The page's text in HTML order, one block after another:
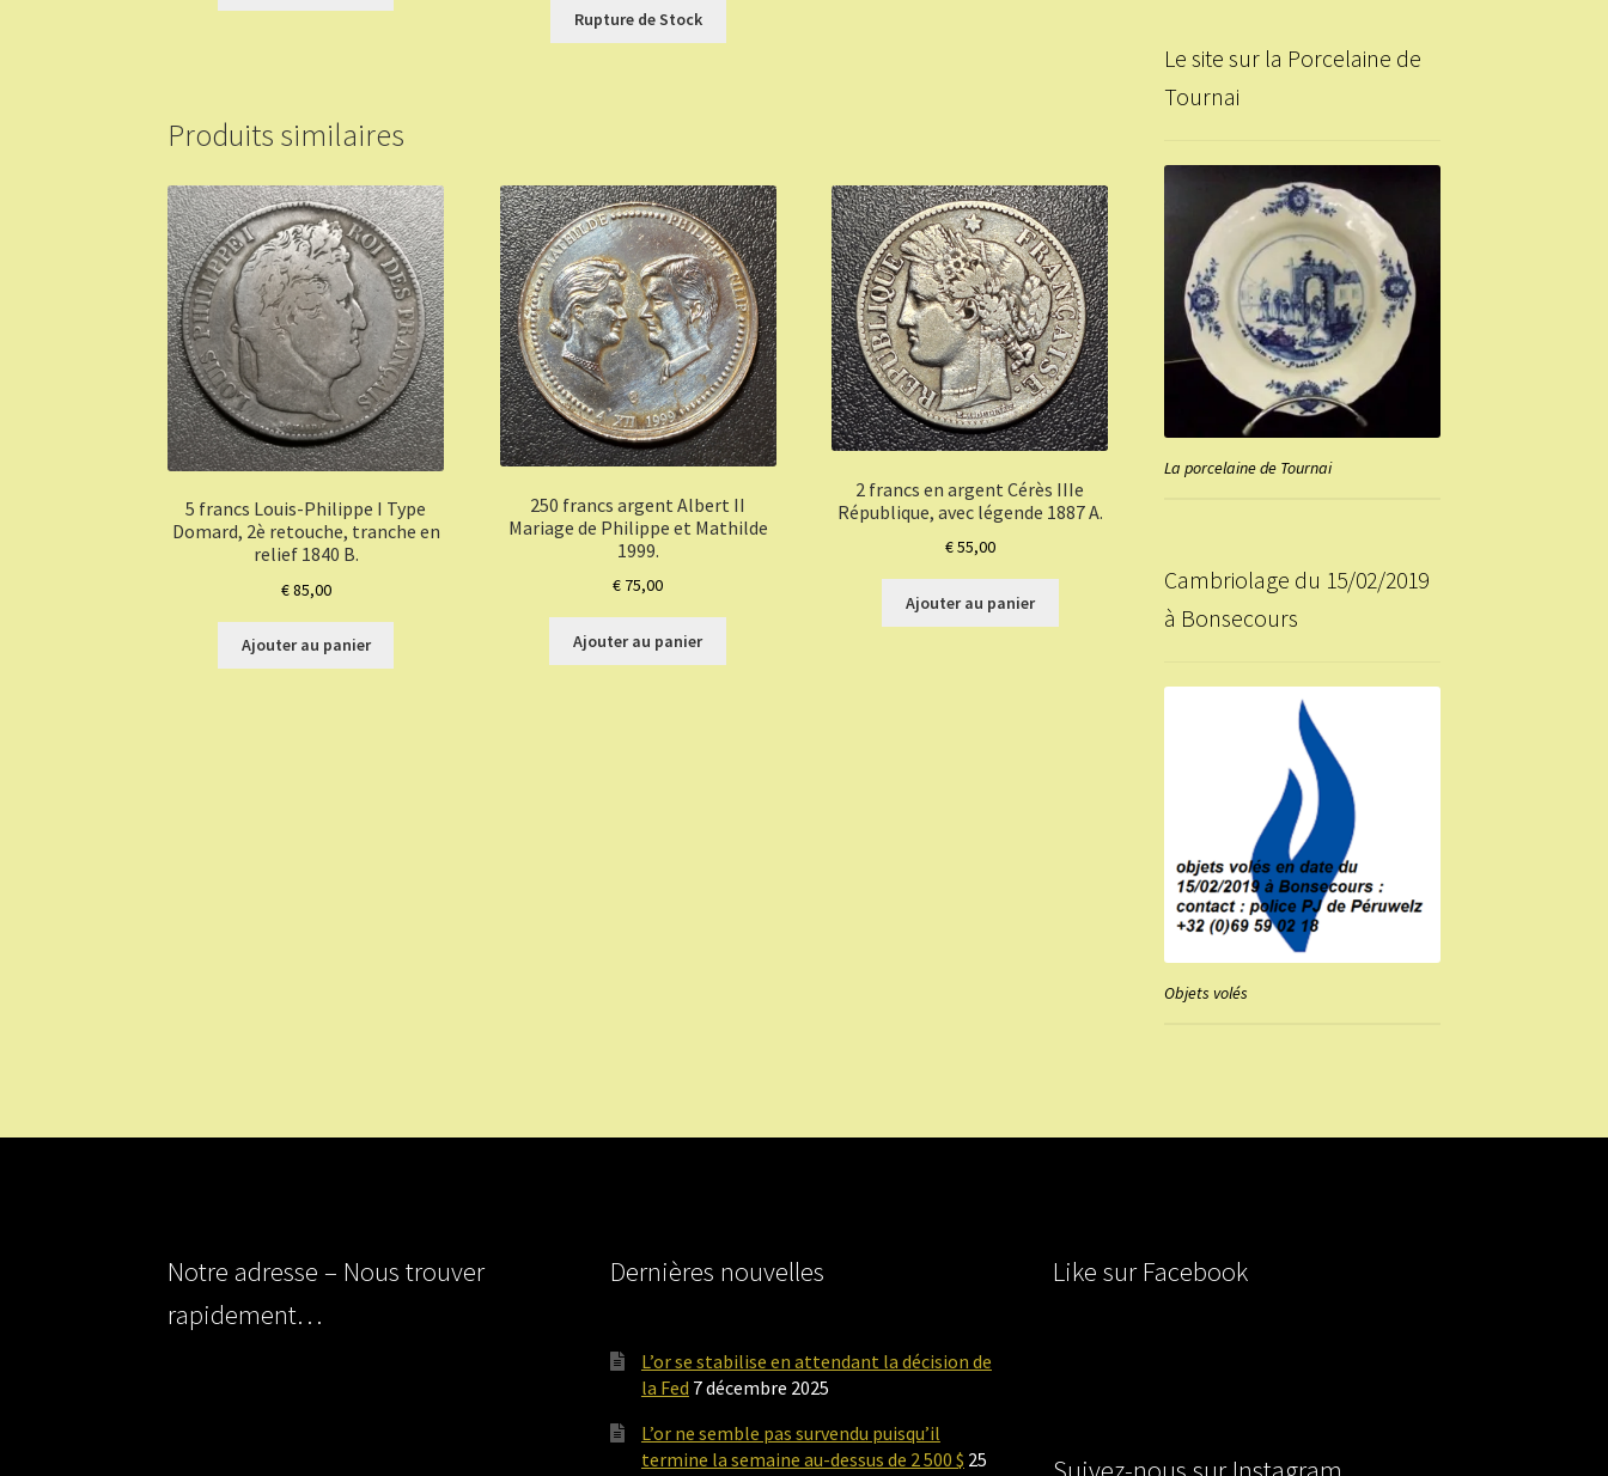
Rupture de Stock
Produits similaires
5 francs Louis-Philippe I Type
Domard, 2è retouche, tranche en
relief 1840 B.
€85,00
Ajouter au panier
250 francs argent Albert II
Mariage de Philippe et Mathilde
1999.
€ 75,00
Ajouter au panier
2 francs en argent Cérès IIIe
République, avec légende 1887 A.
€55,00
Ajouter au panier
Le site sur la Porcelaine de
Tournai
La porcelaine de Tournai
Cambriolage du 15/02/2019
à Bonsecours
Objets volés
Notre adresse – Nous trouver
rapidement…
Dernières nouvelles
L’or se stabilise en attendant la décision de
la Fed 7 décembre 2025
L’or ne semble pas survendu puisqu’il
termine la semaine au-dessus de 2 500 $ 25
Like sur Facebook